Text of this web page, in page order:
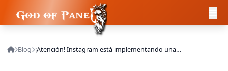
Blog ¡Atención! Instagram está implementando una actualización que afectará tu cuadrícula cuadrada perfectamente curada